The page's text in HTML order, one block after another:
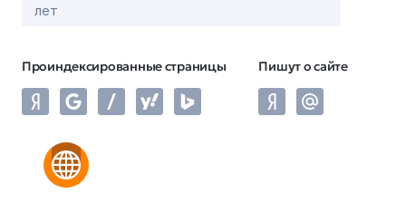
лет
Проиндексированные страницы Пишут о сайте